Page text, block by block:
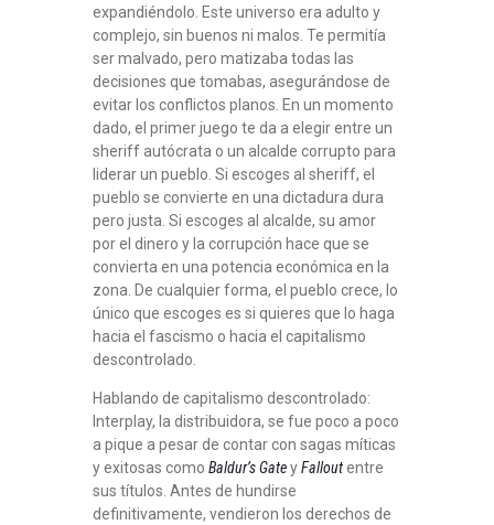
expandiéndolo. Este universo era adulto y
complejo, sin buenos ni malos. Te permitía
ser malvado, pero matizaba todas las
decisiones que tomabas, asegurándose de
evitar los conflictos planos. En un momento
dado, el primer juego te da a elegir entre un
sheriff autócrata o un alcalde corrupto para
liderar un pueblo. Si escoges al sheriff, el
pueblo se convierte en una dictadura dura
pero justa. Si escoges al alcalde, su amor
por el dinero y la corrupción hace que se
convierta en una potencia económica en la
zona. De cualquier forma, el pueblo crece, lo
único que escoges es si quieres que lo haga
hacia el fascismo o hacia el capitalismo
descontrolado.
Hablando de capitalismo descontrolado:
Interplay, la distribuidora, se fue poco a poco
a pique a pesar de contar con sagas míticas
y exitosas como Baldur’s GateyFalloutentre
sus títulos. Antes de hundirse
definitivamente, vendieron los derechos de